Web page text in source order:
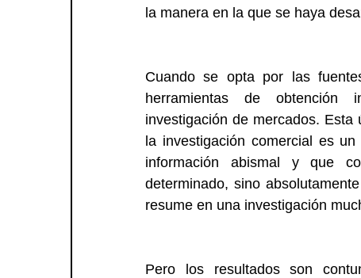
la manera en la que se haya
Cuando se opta por las
herramientas de obtención
investigación de mercados.
la investigación comercial es
información abismal y que
determinado, sino
resume en una investigación
Pero los resultados son